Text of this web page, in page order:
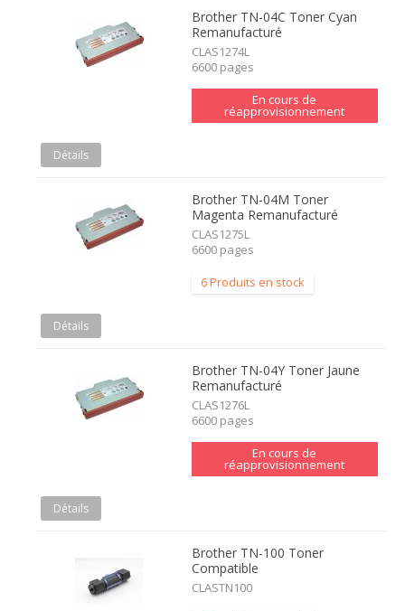
Brother TN-04C Toner Cyan
Remanufacturé
CLAS1274L
6600 pages
En cours de
réapprovisionnement
Détails
Brother TN-04M Toner
Magenta Remanufacturé
CLAS1275L
6600 pages
6 Produits en stock
Détails
Brother TN-04Y Toner Jaune
Remanufacturé
CLAS1276L
6600 pages
En cours de
réapprovisionnement
Détails
Brother TN-100 Toner
Compatible
CLASTN100